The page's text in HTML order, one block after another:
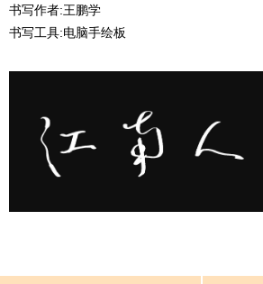
书写作者:王鹏学
书写工具:电脑手绘板